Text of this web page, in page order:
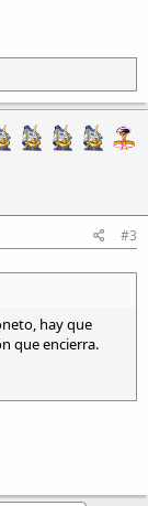
#3
hay que
que encierra.